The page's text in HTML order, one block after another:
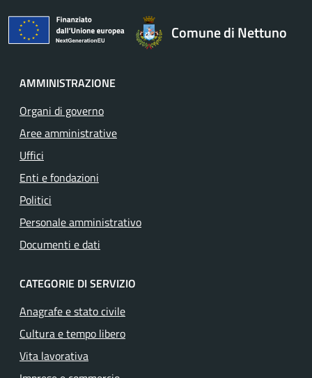
Comune di Nettuno
AMMINISTRAZIONE
Organi di governo
Aree amministrative
Uffici
Enti e fondazioni
Politici
Personale amministrativo
Documenti e dati
CATEGORIE DI SERVIZIO
Anagrafe e stato civile
Cultura e tempo libero
Vita lavorativa